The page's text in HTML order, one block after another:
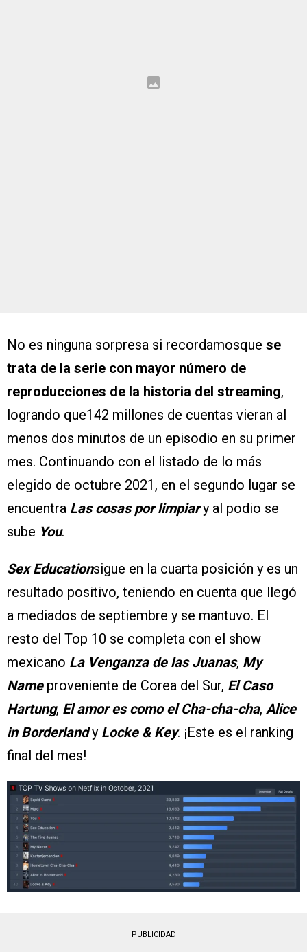
No es ninguna sorpresa si recordamosque se
trata de la serie con mayor número de
reproducciones de la historia del streaming,
logrando que142 millones de cuentas vieran al
menos dos minutos de un episodio en su primer
mes. Continuando con el listado de lo más
elegido de octubre 2021, en el segundo lugar se
encuentra Las cosas por limpiary al podio se
sube You.
Sex Educationsigue en la cuarta posición y es un
resultado positivo, teniendo en cuenta que llegó
a mediados de septiembre y se mantuvo. El
resto del Top 10 se completa con el show
mexicano La Venganza de las Juanas, My
Nameproveniente de Corea del Sur, El Caso
Hartung, El amor es como el Cha-cha-cha, Alice
in Borderlandy Locke & Key. ¡Este es el ranking
final del mes!
PUBLICIDAD